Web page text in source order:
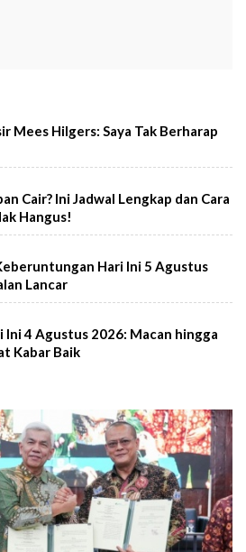
Mees Hilgers: Saya Tak Berharap
Cair? Ini Jadwal Lengkap dan Cara
Hangus!
Hari Ini 5 Agustus
Lancar
Ini 4 Agustus 2026: Macan hingga
Kabar Baik